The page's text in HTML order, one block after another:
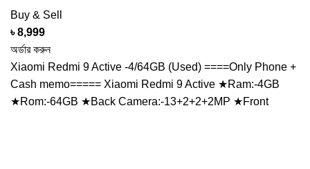
Buy & Sell
৳8,999
অর্ডার করুন
Xiaomi Redmi 9 Active -4/64GB (Used) ====Only Phone +
Cash memo===== Xiaomi Redmi 9 Active ★Ram:-4GB
★Rom:-64GB ★Back Camera:-13+2+2+2MP ★Front